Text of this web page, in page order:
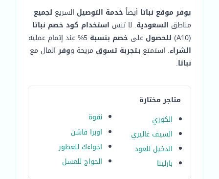
يوفر موقع نباتا أيضاً خدمة التوصيل السريع لجميع
مناطق السعودية. لا تنس استخدام كود خصم نباتا
(A10)
للحصول على خصم بنسبة
الشراء. استمتع بـتجربة تسوق مريحة ووفرالمال مع
نباتا.
متاجر مختارة
الكوزي
السيف غاليري
الدخيل للعود
بارلينا
نقوة
اوبرا فاشن
اجواءك للعطور
الحواج للعسل